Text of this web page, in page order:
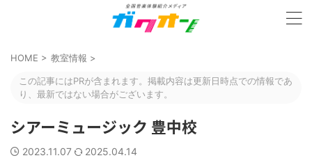
HOME > 教室情報 >
この記事にはPRが含まれます。掲載内容は更新日時点での情報であ
り、最新ではない場合がございます。
シアーミュージック 豊中校
2023.11.07 2025.04.14